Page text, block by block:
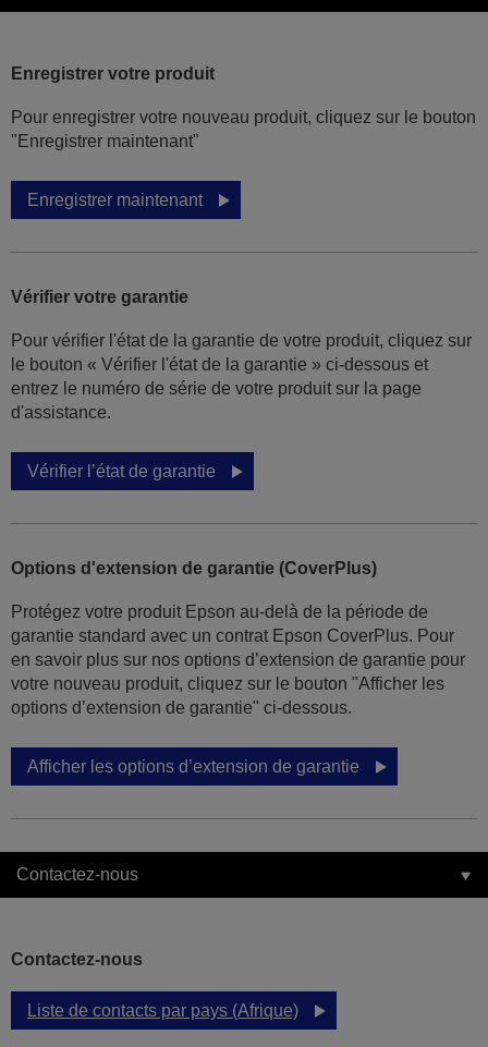
Enregistrer votre produit
Pour enregistrer votre nouveau produit, cliquez sur le bouton
"Enregistrer maintenant"
Enregistrer maintenant
Vérifier votre garantie
Pour vérifier l'état de la garantie de votre produit, cliquez sur
le bouton « Vérifier l'état de la garantie » ci-dessous et
entrez le numéro de série de votre produit sur la page
d'assistance.
Vérifier l’état de garantie
Options d'extension de garantie (CoverPlus)
Protégez votre produit Epson au-delà de la période de
garantie standard avec un contrat Epson CoverPlus. Pour
en savoir plus sur nos options d’extension de garantie pour
votre nouveau produit, cliquez sur le bouton "Afficher les
options d’extension de garantie" ci-dessous.
Afficher les options d’extension de garantie
Contactez-nous
Contactez-nous
Liste de contacts par pays (Afrique)